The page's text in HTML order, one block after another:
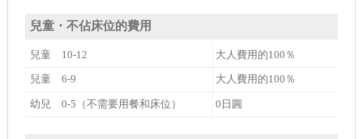
兒童・不佔床位的費用
兒童 10-12 大人費用的100％
兒童 6-9 大人費用的100％
幼兒 0-5（不需要用餐和床位） 0日圓